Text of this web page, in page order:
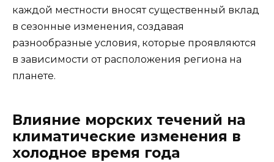
каждой местности вносят существенный вклад
в сезонные изменения, создавая
разнообразные условия, которые проявляются
в зависимости от расположения региона на
планете.
Влияние морских течений на
климатические изменения в
холодное время года